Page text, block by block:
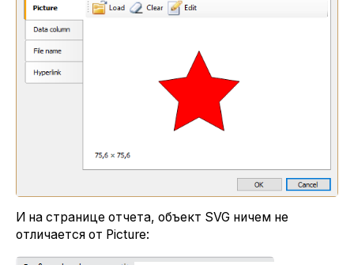
И на странице отчета, объект SVG ничем не
отличается от Picture: